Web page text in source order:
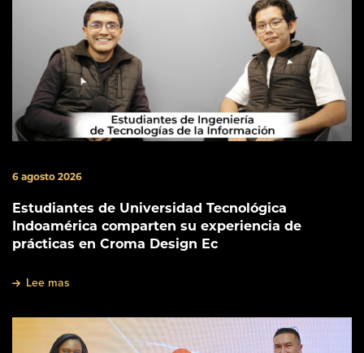
6 agosto 2026
Estudiantes de Universidad Tecnológica
Indoamérica comparten su experiencia de
prácticas en Croma Design Ec
Lee mas